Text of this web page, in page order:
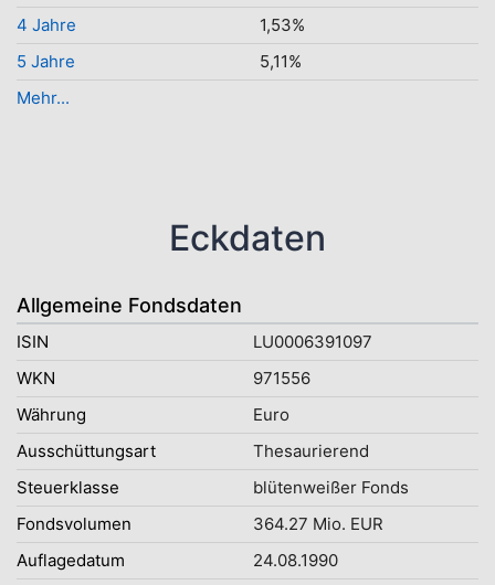
4 Jahre
1,53%
5 Jahre
5,11%
Mehr...
Eckdaten
Allgemeine Fondsdaten
ISIN
LU0006391097
WKN
971556
Währung
Euro
Ausschüttungsart
Thesaurierend
Steuerklasse
blütenweißer Fonds
Fondsvolumen
364.27 Mio. EUR
Auflagedatum
24.08.1990